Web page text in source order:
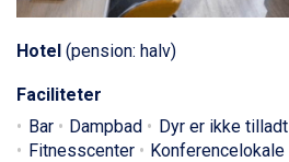
Hotel (pension: halv)
Faciliteter
Bar
Dampbad Dyr er ikke tilladt
Fitnesscenter
Konferencelokale